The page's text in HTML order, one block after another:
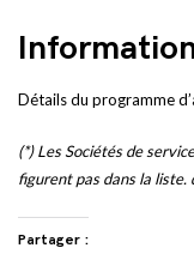
Détails du programme
(*) Les Sociétés de
figurent pas dans la liste.
Partager :